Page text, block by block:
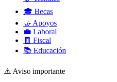
🎓 Becas
🤝 Apoyos
💼 Laboral
🧾 Fiscal
📚 Educación
⚠️ Aviso importante